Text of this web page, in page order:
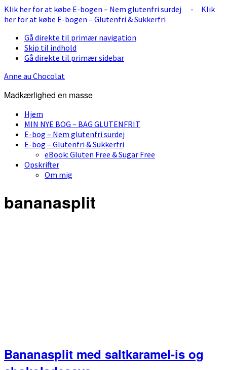
Klik her for at købe E-bogen – Nem glutenfri surdej - Klik
her for at købe E-bogen – Glutenfri & Sukkerfri
Gå direkte til primær navigation
Skip til indhold
Gå direkte til primær sidebar
Anne au Chocolat
Madkærlighed en masse
Hjem
MIN NYE BOG – BAG GLUTENFRIT
E-bog – Nem glutenfri surdej
E-bog – Glutenfri & Sukkerfri
eBook: Gluten Free & Sugar Free
Opskrifter
Om mig
bananasplit
Bananasplit med saltkaramel-is og